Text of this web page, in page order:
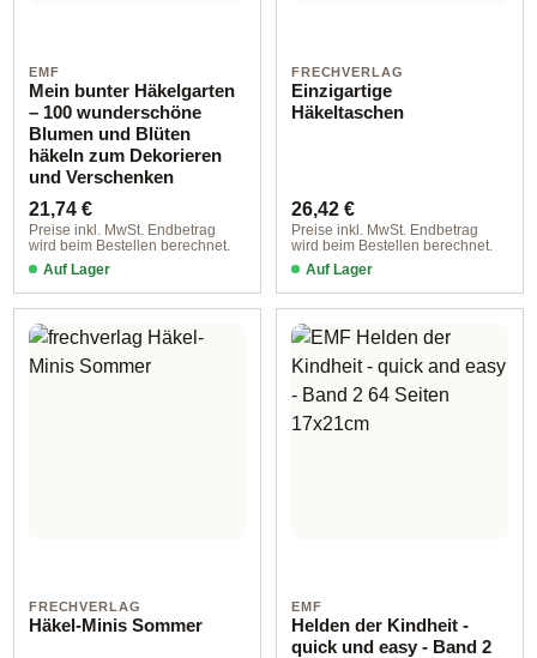
EMF
Mein bunter Häkelgarten
– 100 wunderschöne
Blumen und Blüten
häkeln zum Dekorieren
und Verschenken
Regulärer Preis:
21,74 €
Preise inkl. MwSt. Endbetrag
wird beim Bestellen berechnet.
Auf Lager
FRECHVERLAG
Einzigartige
Häkeltaschen
Regulärer Preis:
26,42 €
Preise inkl. MwSt. Endbetrag
wird beim Bestellen berechnet.
Auf Lager
FRECHVERLAG
Häkel-Minis Sommer
EMF
Helden der Kindheit -
quick und easy - Band 2